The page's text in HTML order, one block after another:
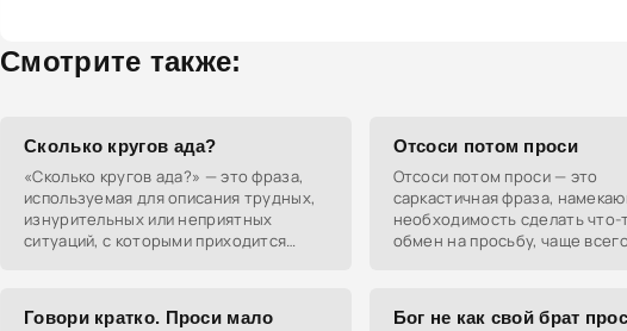
Смотрите также:
Сколько кругов ада?
«Сколько кругов ада?» — это фраза,
используемая для описания трудных,
изнурительных или неприятных
ситуаций, с которыми приходится
Отсоси потом проси
Отсоси потом проси — это
саркастичная фраза,
необходимость сделать что-
обмен на просьбу, чаще
Говори кратко. Проси мало
Бог не как свой брат